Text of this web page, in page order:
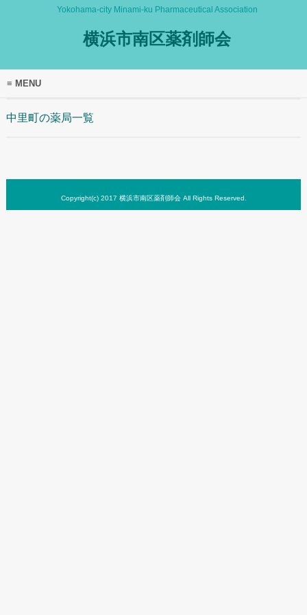
Yokohama-city Minami-ku Pharmaceutical Association
横浜市南区薬剤師会
MENU
中里町の薬局一覧
Copyright(c) 2017 横浜市南区薬剤師会 All Rights Reserved.